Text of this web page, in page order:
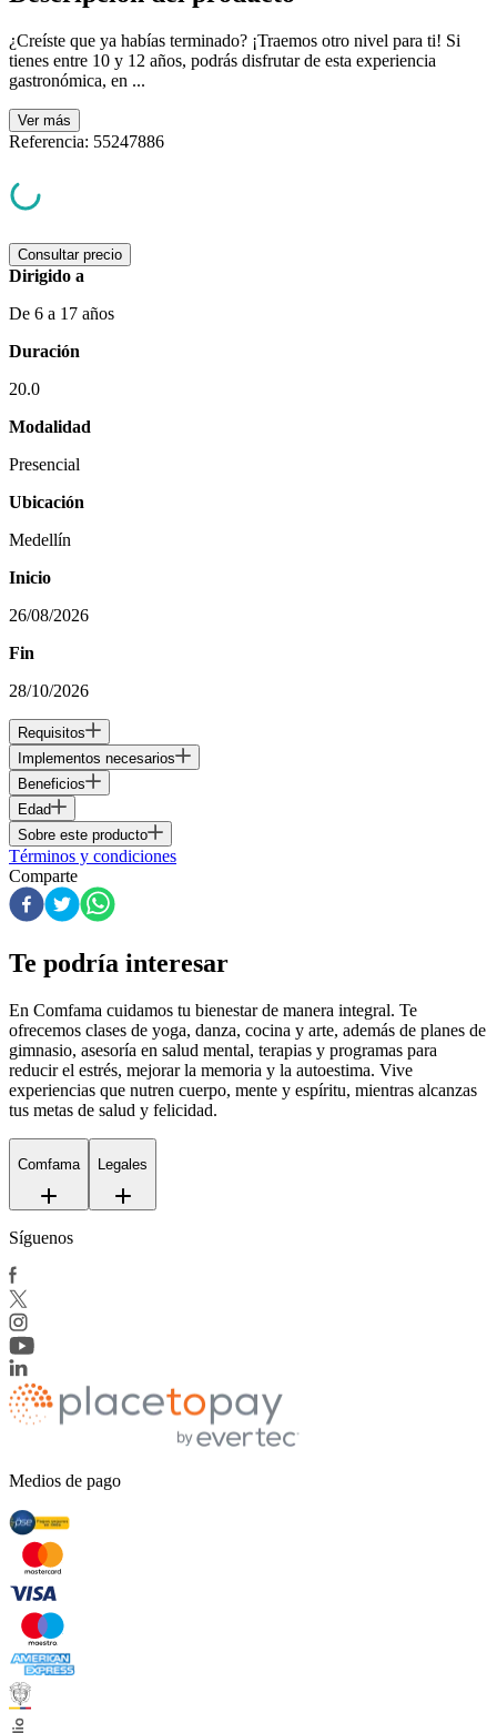
¿Creíste que ya habías terminado? ¡Traemos otro nivel para ti! Si
tienes entre 10 y 12 años, podrás disfrutar de esta experiencia
gastronómica, en ...
Ver más
Referencia: 55247886
Consultar precio
Dirigido a
De 6 a 17 años
Duración
20.0
Modalidad
Presencial
Ubicación
Medellín
Inicio
26/08/2026
Fin
28/10/2026
Requisitos
Implementos necesarios
Beneficios
Edad
Sobre este producto
Términos y condiciones
Comparte
Te podría interesar
En Comfama cuidamos tu bienestar de manera integral. Te
ofrecemos clases de yoga, danza, cocina y arte, además de planes de
gimnasio, asesoría en salud mental, terapias y programas para
reducir el estrés, mejorar la memoria y la autoestima. Vive
experiencias que nutren cuerpo, mente y espíritu, mientras alcanzas
tus metas de salud y felicidad.
Comfama Legales
Síguenos
Medios de pago